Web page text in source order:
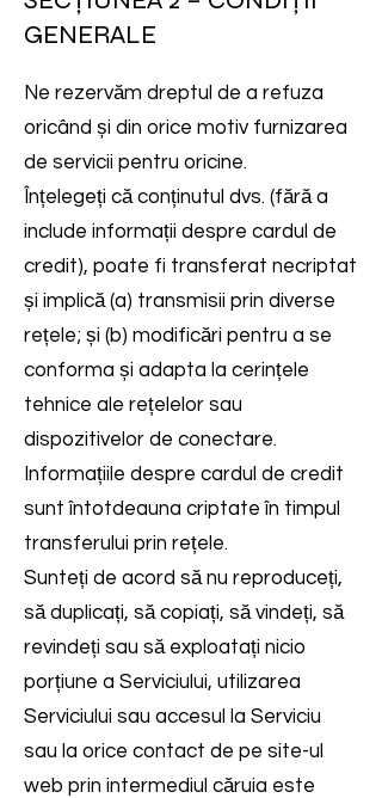
GENERALE
Ne rezervăm dreptul de a refuza
oricând și din orice motiv furnizarea
de servicii pentru oricine.
Înțelegeți că conținutul dvs. (fără a
include informații despre cardul de
credit), poate fi transferat necriptat
și implică (a) transmisii prin diverse
rețele; și (b) modificări pentru a se
conforma și adapta la cerințele
tehnice ale rețelelor sau
dispozitivelor de conectare.
Informațiile despre cardul de credit
sunt întotdeauna criptate în timpul
transferului prin rețele.
Sunteți de acord să nu reproduceți,
să duplicați, să copiați, să vindeți, să
revindeți sau să exploatați nicio
porțiune a Serviciului, utilizarea
Serviciului sau accesul la Serviciu
sau la orice contact de pe site-ul
web prin intermediul căruia este